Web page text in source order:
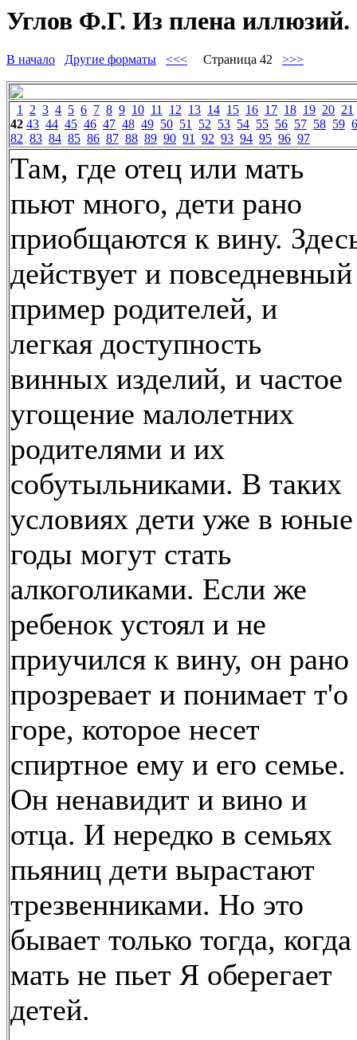
Углов Ф.Г. Из плена иллюзий.
В начало Другие форматы <<< Страница 42 >>>
1 2 3 4 5 6 7 8 9 10 11 12 13 14 15 16 17 18 19 20 21
42 43 44 45 46 47 48 49 50 51 52 53 54 55 56 57 58 59
82 83 84 85 86 87 88 89 90 91 92 93 94 95 96 97
Там, где отец или мать
пьют много, дети рано
приобщаются к вину.
действует и повседневный
пример родителей, и
легкая доступность
винных изделий, и частое
угощение малолетних
родителями и их
собутыльниками. В таких
условиях дети уже в юные
годы могут стать
алкоголиками. Если же
ребенок устоял и не
приучился к вину, он рано
прозревает и понимает т'о
горе, которое несет
спиртное ему и его семье.
Он ненавидит и вино и
отца. И нередко в семьях
пьяниц дети вырастают
трезвенниками. Но это
бывает только тогда, когда
мать не пьет Я оберегает
детей.